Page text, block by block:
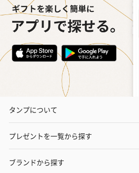
タンプについて
プレゼントを一覧から探す
ブランドから探す